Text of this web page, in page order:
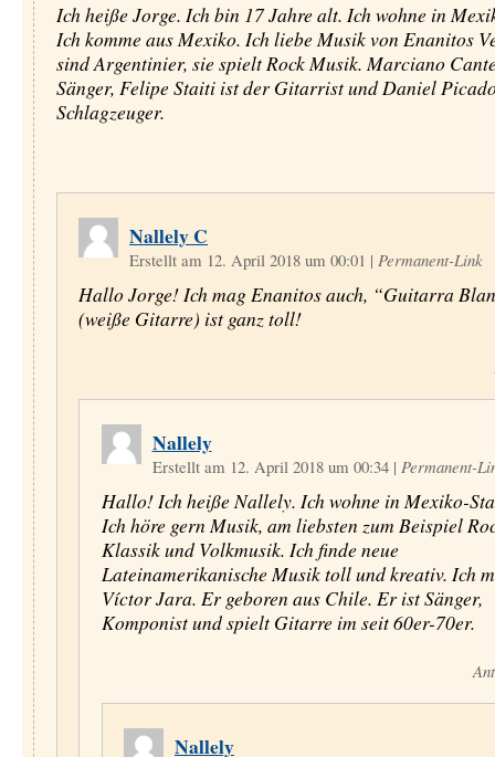
Ich heiße Jorge. Ich bin 17 Jahre alt. Ich wohne in
Ich komme aus Mexiko. Ich liebe Musik von Enanitos
sind Argentinier, sie spielt Rock Musik. Marciano
Sänger, Felipe Staiti ist der Gitarrist und Daniel
Schlagzeuger.
Nallely C
Erstellt am 12. April 2018 um 00:01 | Permanent-Link
Hallo Jorge! Ich mag Enanitos auch, “Guitarra
(weiße Gitarre) ist ganz toll!
Nallely
Erstellt am 12. April 2018 um 00:34 | Permanent-
Hallo! Ich heiße Nallely. Ich wohne in Mexiko-
Ich höre gern Musik, am liebsten zum Beispiel
Klassik und Volkmusik. Ich finde neue
Lateinamerikanische Musik toll und kreativ. Ich
Víctor Jara. Er geboren aus Chile. Er ist Sänger,
Komponist und spielt Gitarre im seit 60er-70er.
Nallely